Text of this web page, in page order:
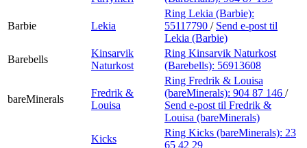
Barbie Lekia
Ring Lekia (Barbie):
55117790 / Send e-post til
Lekia (Barbie)
Barebells
Kinsarvik
Naturkost
Ring Kinsarvik Naturkost
(Barebells): 56913608
bareMinerals
Fredrik &
Louisa
Ring Fredrik & Louisa
(bareMinerals): 904 87 146 /
Send e-post til Fredrik &
Louisa (bareMinerals)
Kicks
Ring Kicks (bareMinerals): 23
65 42 29